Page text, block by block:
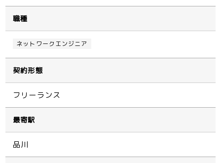
職種
ネットワークエンジニア
契約形態
フリーランス
最寄駅
品川